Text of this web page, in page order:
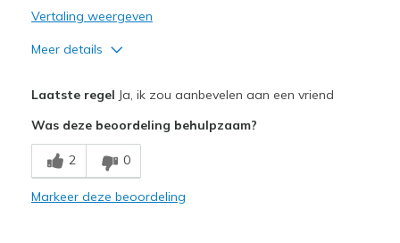
Vertaling weergeven
Meer details
Comfortable
Durable
Laatste regel Ja, ik zou aanbevelen aan een vriend
Was deze beoordeling behulpzaam?
2 0
Markeer deze beoordeling